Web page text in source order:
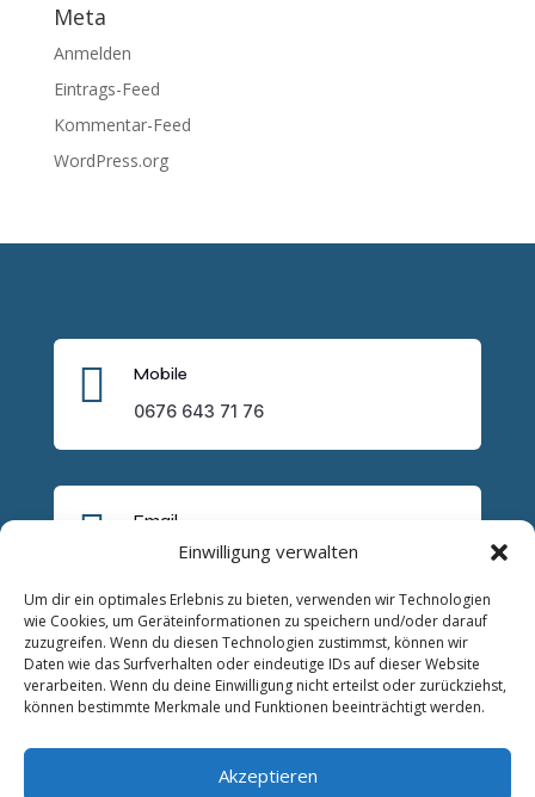
Einwilligung verwalten
Um dir ein optimales Erlebnis zu bieten, verwenden wir Technologien
wie Cookies, um Geräteinformationen zu speichern und/oder darauf
zuzugreifen. Wenn du diesen Technologien zustimmst, können wir
Daten wie das Surfverhalten oder eindeutige IDs auf dieser Website
verarbeiten. Wenn du deine Einwilligung nicht erteilst oder zurückziehst,
können bestimmte Merkmale und Funktionen beeinträchtigt werden.
Akzeptieren
Meta
Anmelden
Eintrags-Feed
Kommentar-Feed
WordPress.org

Mobile
0676 643 71 76

Email
lukas.trybus@trysocial.it